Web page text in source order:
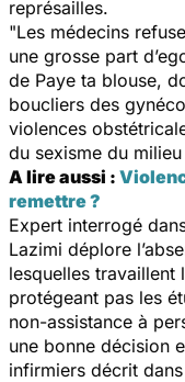
représailles.
"Les médecins
une grosse part
de Paye ta blouse,
boucliers des
violences
du sexisme du
A lire aussi :
remettre ?
Expert interrogé
Lazimi déplore
lesquelles travaillent
protégeant pas les
non-assistance à
une bonne décision
infirmiers décrit